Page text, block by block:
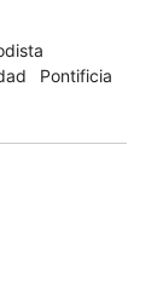
Pontificia